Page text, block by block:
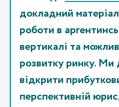
докладний
роботи в
вертикалі та
розвитку ринку.
відкрити
перспективній